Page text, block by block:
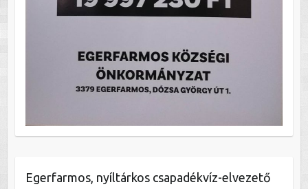
Egerfarmos, nyíltárkos csapadékvíz-elvezető